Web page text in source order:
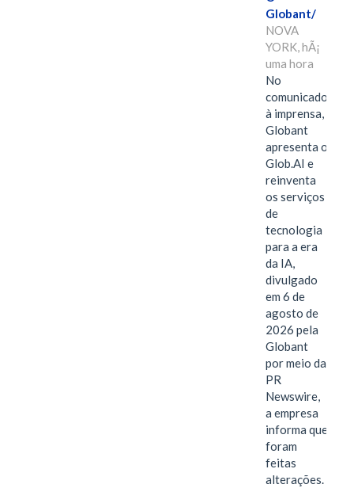
Globant/
NOVA
YORK, hÃ¡
uma hora
No
comunicado
à imprensa,
Globant
apresenta o
Glob.AI e
reinventa
os serviços
de
tecnologia
para a era
da IA,
divulgado
em 6 de
agosto de
2026 pela
Globant
por meio da
PR
Newswire,
a empresa
informa que
foram
feitas
alterações.